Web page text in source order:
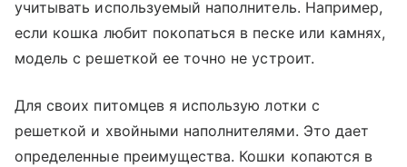
учитывать используемый наполнитель. Например,
если кошка любит покопаться в песке или камнях,
модель с решеткой ее точно не устроит.
Для своих питомцев я использую лотки с
решеткой и хвойными наполнителями. Это дает
определенные преимущества. Кошки копаются в